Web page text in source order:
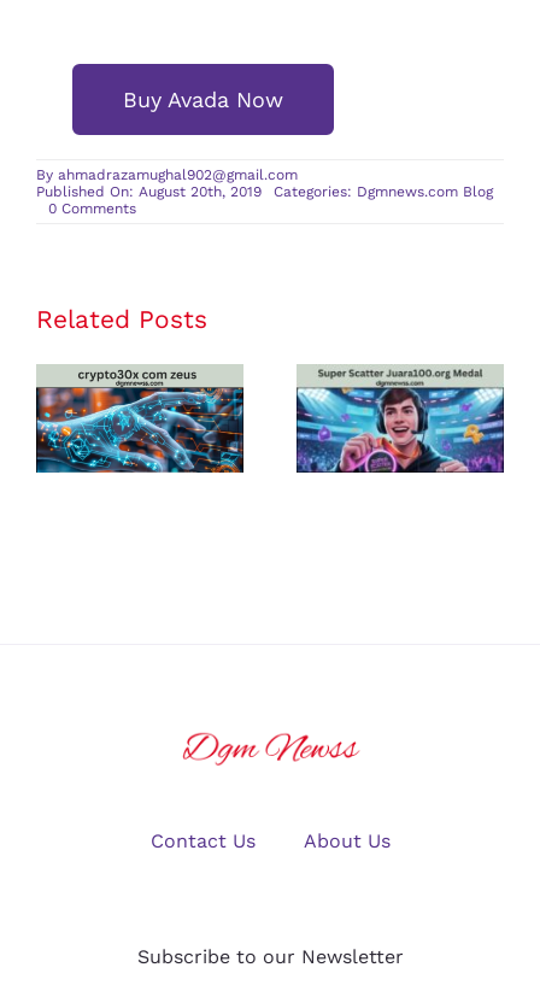
Buy Avada Now
By ahmadrazamughal902@gmail.com
Published On: August 20th, 2019
Categories: Dgmnews.com Blog
0 Commentson
Related Posts
crypto30x
com zeus
Review: Is It
the Best
Platform for
Juara100.org
Medal: The
Ultimate
Guide to
Contact Us About Us
Subscribe to our Newsletter